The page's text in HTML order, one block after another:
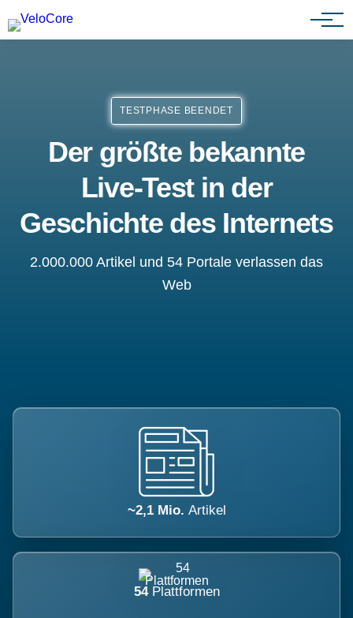
Partnerprogramm
TESTPHASE BEENDET
Der größte bekannte
Live-Test in der
Geschichte des Internets
2.000.000 Artikel und 54 Portale verlassen das
Web
~2,1 Mio. Artikel
54 Plattformen